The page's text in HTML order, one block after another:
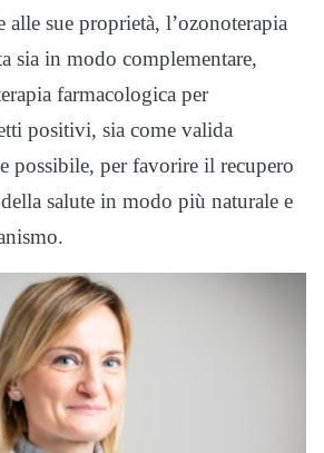
alle sue proprietà, l’ozonoterapia
sia in modo complementare,
farmacologica per
positivi, sia come valida
possibile, per favorire il recupero
salute in modo più naturale e